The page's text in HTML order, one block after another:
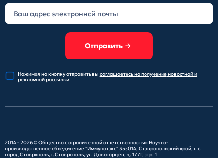
Отправить
Нажимая на кнопку отправитьвы соглашаетесь на получениеновостной и
рекламной рассылки
2014 – 2026 ©Общество с ограниченной ответственностью Научно-
производственное объединение "Иммунотэкс"355014, Ставропольский край, г. о.
город Ставрополь, г. Ставрополь, ул. Доваторцев, д. 177Г, стр. 1